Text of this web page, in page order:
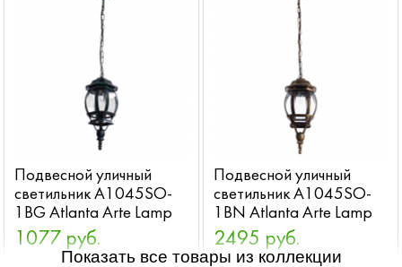
Подвесной уличный
светильник A1045SO-
1BG Atlanta Arte Lamp
1077 руб.
Подвесной уличный
светильник A1045SO-
1BN Atlanta Arte Lamp
2495 руб.
Показать все товары из коллекции